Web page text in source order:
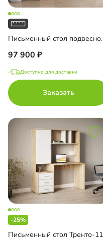
97 900
Доступно для доставки
Заказать
-25%
Письменный стол Тренто-11